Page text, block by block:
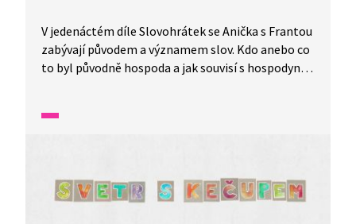
V jedenáctém díle Slovohrátek se Anička s Frantou
zabývají původem a významem slov. Kdo anebo co
to byl původně hospoda a jak souvisí s hospodyní?
chodí.